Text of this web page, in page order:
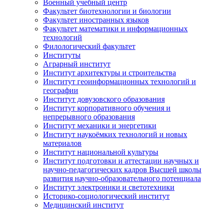
Военный учебный центр
Факультет биотехнологии и биологии
Факультет иностранных языков
Факультет математики и информационных
технологий
Филологический факультет
Институты
Аграрный институт
Институт архитектуры и строительства
Институт геоинформационных технологий и
географии
Институт довузовского образования
Институт корпоративного обучения и
непрерывного образования
Институт механики и энергетики
Институт наукоёмких технологий и новых
материалов
Институт национальной культуры
Институт подготовки и аттестации научных и
научно-педагогических кадров Высшей школы
развития научно-образовательного потенциала
Институт электроники и светотехники
Историко-социологический институт
Медицинский институт